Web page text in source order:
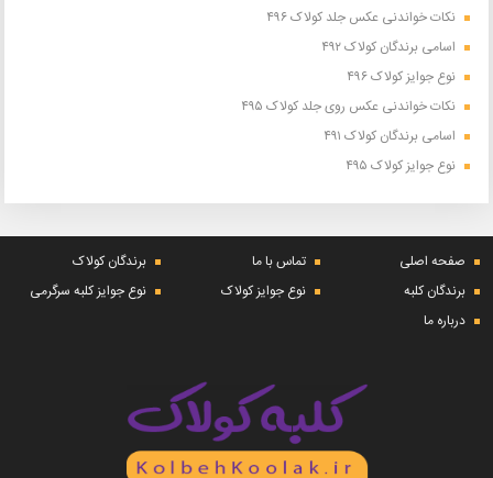
نکات خواندنی عکس جلد کولاک ۴۹۶
اسامی برندگان کولاک ۴۹۲
نوع جوایز کولاک ۴۹۶
نکات خواندنی عکس روی جلد کولاک ۴۹۵
اسامی برندگان کولاک ۴۹۱
نوع جوایز کولاک ۴۹۵
صفحه اصلی تماس با ما
برندگان کولاک
برندگان کلبه
نوع جوایز کولاک
نوع جوایز کلبه سرگرمی
درباره ما